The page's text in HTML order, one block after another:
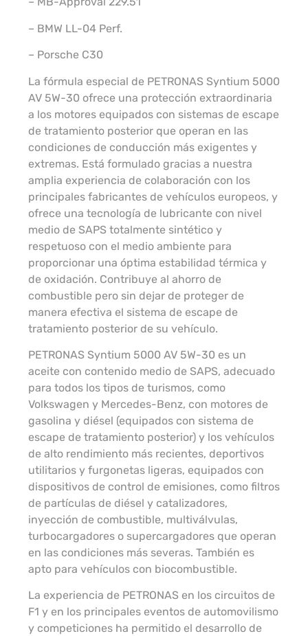
– BMW LL-04 Perf.
– Porsche C30
La fórmula especial de PETRONAS Syntium 5000
AV 5W-30 ofrece una protección extraordinaria
a los motores equipados con sistemas de escape
de tratamiento posterior que operan en las
condiciones de conducción más exigentes y
extremas. Está formulado gracias a nuestra
amplia experiencia de colaboración con los
principales fabricantes de vehículos europeos, y
ofrece una tecnología de lubricante con nivel
medio de SAPS totalmente sintético y
respetuoso con el medio ambiente para
proporcionar una óptima estabilidad térmica y
de oxidación. Contribuye al ahorro de
combustible pero sin dejar de proteger de
manera efectiva el sistema de escape de
tratamiento posterior de su vehículo.
PETRONAS Syntium 5000 AV 5W-30 es un
aceite con contenido medio de SAPS, adecuado
para todos los tipos de turismos, como
Volkswagen y Mercedes-Benz, con motores de
gasolina y diésel (equipados con sistema de
escape de tratamiento posterior) y los vehículos
de alto rendimiento más recientes, deportivos
utilitarios y furgonetas ligeras, equipados con
dispositivos de control de emisiones, como filtros
de partículas de diésel y catalizadores,
inyección de combustible, multiválvulas,
turbocargadores o supercargadores que operan
en las condiciones más severas. También es
apto para vehículos con biocombustible.
La experiencia de PETRONAS en los circuitos de
F1 y en los principales eventos de automovilismo
y competiciones ha permitido el desarrollo de